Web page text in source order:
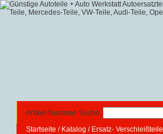
Artikel-Nummer-Suche:
Startseite / Katalog / Ersatz- Verschleißteile